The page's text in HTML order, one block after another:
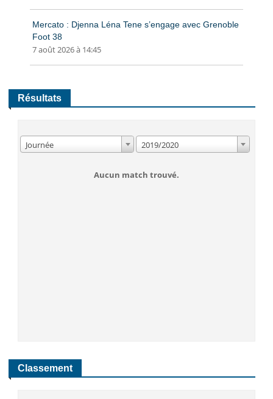
Mercato : Djenna Léna Tene s’engage avec Grenoble
Foot 38
7 août 2026 à 14:45
Résultats
Journée 2019/2020
Aucun match trouvé.
Classement